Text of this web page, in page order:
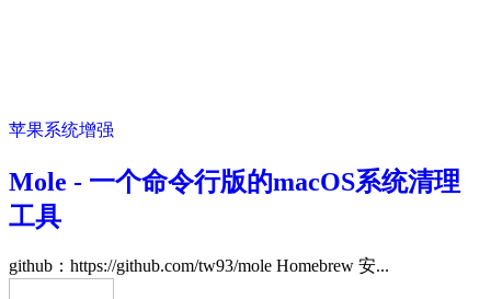
苹果系统增强
Mole - 一个命令行版的macOS系统清理
工具
github：https://github.com/tw93/mole Homebrew 安...